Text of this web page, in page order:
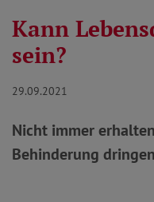
Kann
sein?
29.09.2021
Nicht immer
Behinderung